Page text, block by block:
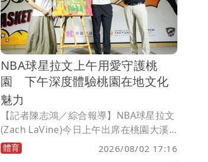
NBA球星拉文上午用愛守護桃
園 下午深度體驗桃園在地文化
魅力
【記者陳志鴻／綜合報導】NBA球星拉文
(Zach LaVine)今日上午出席在桃園大溪
笠復威斯汀度假酒店舉辦的「LoVine 桃
園(Love in Taoyuan)」公益交流活動，
體育 2026/08/02 17:16